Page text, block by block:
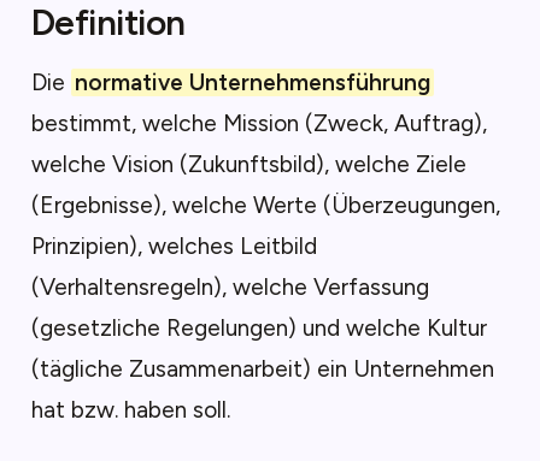
Definition
Die normative Unternehmensführung
bestimmt, welche Mission (Zweck, Auftrag),
welche Vision (Zukunftsbild), welche Ziele
(Ergebnisse), welche Werte (Überzeugungen,
Prinzipien), welches Leitbild
(Verhaltensregeln), welche Verfassung
(gesetzliche Regelungen) und welche Kultur
(tägliche Zusammenarbeit) ein Unternehmen
hat bzw. haben soll.